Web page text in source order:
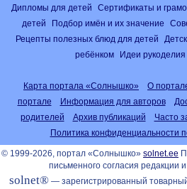
Дипломы для детей
Сертификаты и
детей
Подбор имён и их значение
Рецепты полезных блюд для детей
ребёнком
Идеи рукоделия
Карта портала «Солнышко» О
портале
Информация для авторов
родителей
Архив публикаций
Часто
Политика конфиденциальности
© 1999-2026, портал «Солнышко» solnet.ee
письменного согласия редакции
solnet® — зарегистрированный